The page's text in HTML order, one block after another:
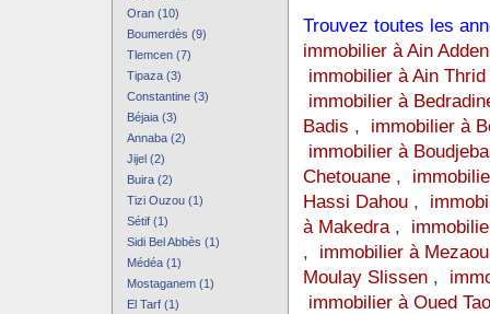
Oran (10)
Boumerdès (9)
Tlemcen (7)
Tipaza (3)
Constantine (3)
Béjaia (3)
Annaba (2)
Jijel (2)
Buira (2)
Tizi Ouzou (1)
Sétif (1)
Sidi Bel Abbès (1)
Médéa (1)
Mostaganem (1)
El Tarf (1)
Trouvez toutes les
immobilier à Ain Adden
immobilier à Ain Thrid
immobilier à
Badis , immobilier à
immobilier à
Chetouane,
Hassi Dahou,
à Makedra,
, immobilier à
Moulay Slissen,
immobilier à Oued